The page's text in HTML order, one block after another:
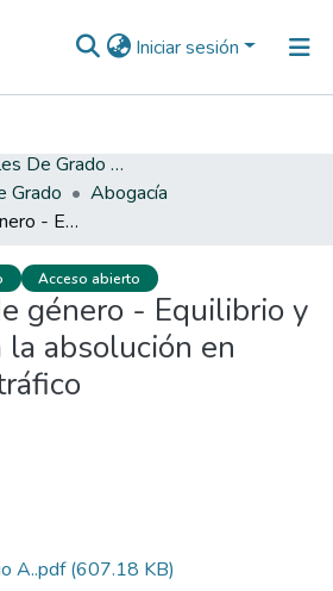
Iniciar sesión
Trabajos Finales De Grado Y Posgrado
Grado
Abogacía
Perspectiva de género - Equilibrio y alternativas a la absolución en delitos narcotráfico
Acceso abierto
género - Equilibrio y
absolución en
A..pdf(607.18 KB)